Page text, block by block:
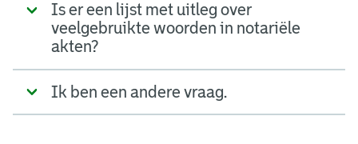
Is er een lijst met uitleg over
veelgebruikte woorden in notariële
akten?
Ik ben een andere vraag.